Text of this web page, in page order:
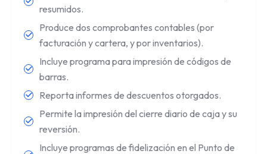
resumidos.
Produce dos comprobantes contables (por
facturación y cartera, y por inventarios).
Incluye programa para impresión de códigos de
barras.
Reporta informes de descuentos otorgados.
Permite la impresión del cierre diario de caja y su
reversión.
Incluye programas de fidelización en el Punto de